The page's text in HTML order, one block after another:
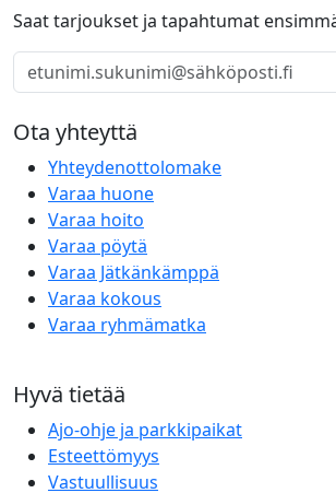
Saat tarjoukset ja tapahtumat
Ota yhteyttä
Yhteydenottolomake
Varaa huone
Varaa hoito
Varaa pöytä
Varaa Jätkänkämppä
Varaa kokous
Varaa ryhmämatka
Hyvä tietää
Ajo-ohje ja parkkipaikat
Esteettömyys
Vastuullisuus